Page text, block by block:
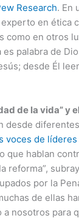
Research. En
en ética
como en otros
es palabra de
desde Él
de la vida” y
desde
voces de
que hablan
reforma”,
por la
de ellas
nosotros para